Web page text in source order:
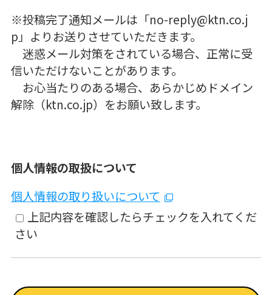
※投稿完了通知メールは「no-reply@ktn.co.j
p」よりお送りさせていただきます。
迷惑メール対策をされている場合、正常に受
信いただけないことがあります。
お心当たりのある場合、あらかじめドメイン
解除（ktn.co.jp）をお願い致します。
個人情報の取扱について
個人情報の取り扱いについて
上記内容を確認したらチェックを入れてくだ
さい